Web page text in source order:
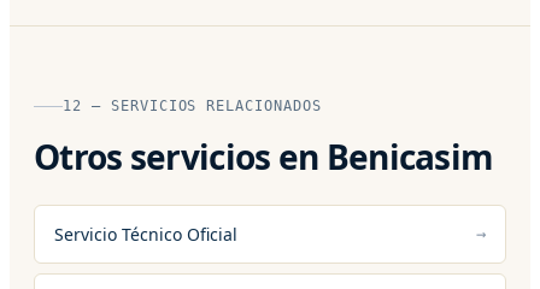
12 — SERVICIOS RELACIONADOS
Otros servicios en Benicasim
Servicio Técnico Oficial